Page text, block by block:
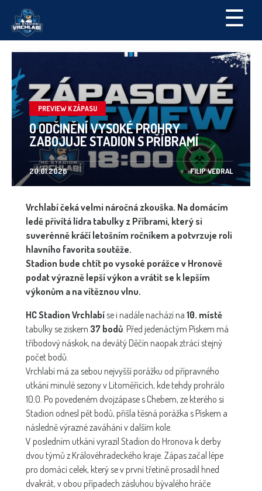
☰
PREVIEW K ZÁPASU
O ODČINĚNÍ VYSOKÉ PROHRY
ZABOJUJE STADION S PŘÍBRAMÍ
20.01.2026 FILIP VEDRAL
Vrchlabí čeká velmi náročná zkouška. Na domácím
ledě přivítá lídra tabulky z Příbrami, který si
suverénně kráčí letošním ročníkem a potvrzuje roli
hlavního favorita soutěže.
Stadion bude chtít po vysoké porážce v Hronově
podat výrazně lepší výkon a vrátit se k lepším
výkonům a na vítěznou vlnu.
HC Stadion Vrchlabíse i nadále nachází na 10. místě
tabulky se ziskem 37 bodů. Před jedenáctým Pískem má
tříbodový náskok, na devátý Děčín naopak ztrácí stejný
počet bodů.
Vrchlabí má za sebou nejvyšší porážku od přípravného
utkání minulé sezony v Litoměřicích, kde tehdy prohrálo
10:0. Po povedeném dvojzápase s Chebem, ze kterého si
Stadion odnesl pět bodů, přišla těsná porážka s Pískem a
následně výrazné zaváhání v dalším kole.
V posledním utkání vyrazil Stadion do Hronova k derby
dvou týmů z Královéhradeckého kraje. Zápas začal lépe
pro domácí celek, který se v první třetině prosadil hned
dvakrát, v obou případech zásluhou bývalého hráče